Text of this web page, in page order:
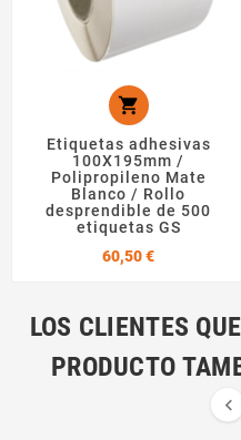

Etiquetas adhesivas
100X195mm /
Polipropileno Mate
Blanco / Rollo
desprendible de 500
etiquetas GS
60,50 €Precio
LOS CLIENTES
PRODUCTO
